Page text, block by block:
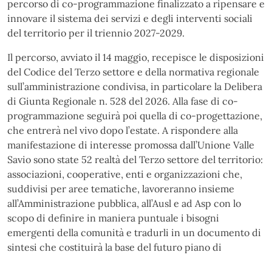
percorso di co-programmazione finalizzato a ripensare e
innovare il sistema dei servizi e degli interventi sociali
del territorio per il triennio 2027-2029.
Il percorso, avviato il 14 maggio, recepisce le disposizioni
del Codice del Terzo settore e della normativa regionale
sull’amministrazione condivisa, in particolare la Delibera
di Giunta Regionale n. 528 del 2026. Alla fase di co-
programmazione seguirà poi quella di co-progettazione,
che entrerà nel vivo dopo l’estate. A rispondere alla
manifestazione di interesse promossa dall’Unione Valle
Savio sono state 52 realtà del Terzo settore del territorio:
associazioni, cooperative, enti e organizzazioni che,
suddivisi per aree tematiche, lavoreranno insieme
all’Amministrazione pubblica, all’Ausl e ad Asp con lo
scopo di definire in maniera puntuale i bisogni
emergenti della comunità e tradurli in un documento di
sintesi che costituirà la base del futuro piano di